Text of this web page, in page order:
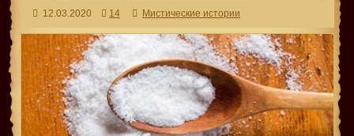
12.03.2020 14 Мистические истории